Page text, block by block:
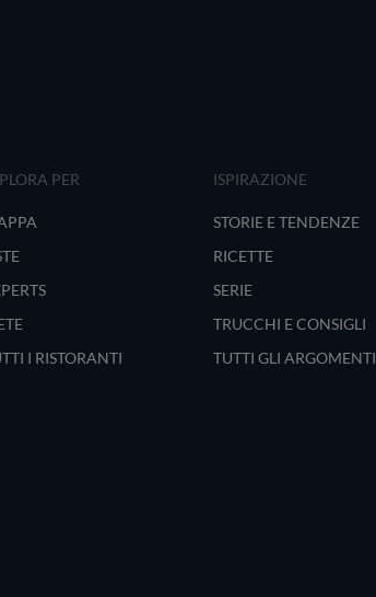
PER
I RISTORANTI
ISPIRAZIONE
STORIE E TENDENZE
RICETTE
SERIE
TRUCCHI E CONSIGLI
TUTTI GLI ARGOMENTI